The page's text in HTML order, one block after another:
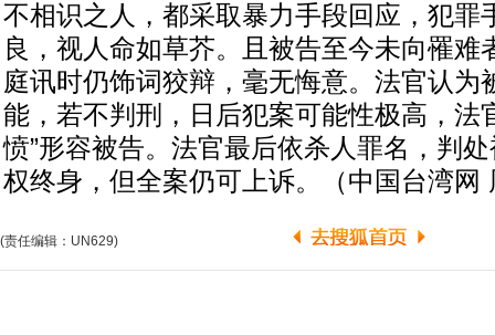
不相识之人，都采取暴力手段回应，犯罪
良，视人命如草芥。且被告至今未向罹难
庭讯时仍饰词狡辩，毫无悔意。法官认为
能，若不判刑，日后犯案可能性极高，法
愤”形容被告。法官最后依杀人罪名，判
权终身，但全案仍可上诉。（中国台湾网
(责任编辑：UN629)